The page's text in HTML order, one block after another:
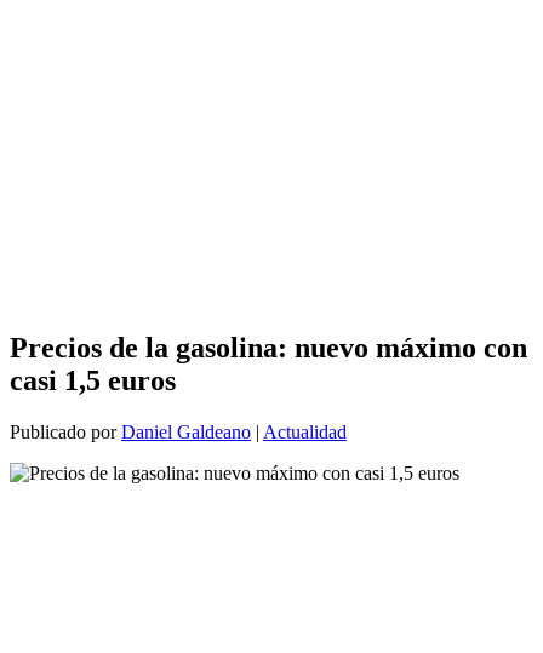
Precios de la gasolina: nuevo máximo con
casi 1,5 euros
Publicado porDaniel Galdeano | Actualidad